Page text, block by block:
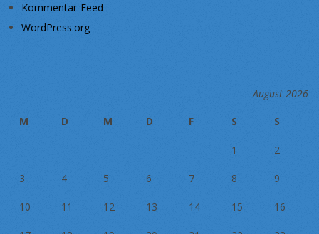
Kommentar-Feed
WordPress.org
August 2026
M D M D F S S
1 2
3 4 5 6 7 8 9
10 11 12 13 14 15 16